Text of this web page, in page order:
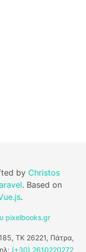
by Christos
. Based on
.
pixelbooks.gr
ΤΚ 26221, Πάτρα,
(+30) 2610220272